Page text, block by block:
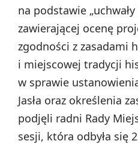
na podstawie
zawierającej ocenę
zgodności z zasadami
i miejscowej tradycji
w sprawie
Jasła oraz określenia
podjęli radni Rady
sesji, która odbyła się